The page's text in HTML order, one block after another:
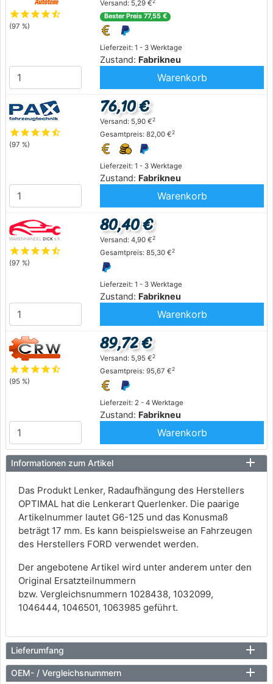
starstarstarstarstar_half
(97 %)
Lieferzeit: 1 - 3 Werktage
Zustand: Fabrikneu
Versand: 5,29 €
Bester Preis 77,55 €
Warenkorb
starstarstarstarstar_half
(97 %)
Lieferzeit: 1 - 3 Werktage
Zustand: Fabrikneu
76,10 €
Versand: 5,90 €2
Gesamtpreis: 82,00 €2
Warenkorb
starstarstarstarstar_half
(97 %)
Lieferzeit: 1 - 3 Werktage
Zustand: Fabrikneu
80,40 €
Versand: 4,90 €2
Gesamtpreis: 85,30 €2
Warenkorb
starstarstarstarstar_half
(95 %)
Lieferzeit: 2 - 4 Werktage
Zustand: Fabrikneu
89,72 €
Versand: 5,95 €2
Gesamtpreis: 95,67 €2
Warenkorb
Informationen zum Artikel
Das Produkt Lenker, Radaufhängung des Herstellers
OPTIMAL hat die Lenkerart Querlenker. Die paarige
Artikelnummer lautet G6-125 und das Konusmaß
beträgt 17 mm. Es kann beispielsweise an Fahrzeugen
des Herstellers FORD verwendet werden.
Der angebotene Artikel wird unter anderem unter den
Original Ersatzteilnummern
bzw. Vergleichsnummern 1028438, 1032099,
1046444, 1046501, 1063985 geführt.
Lieferumfang
OEM- / Vergleichsnummern